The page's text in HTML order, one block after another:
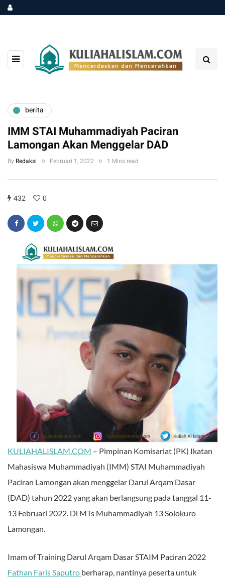
berita
IMM STAI Muhammadiyah Paciran
Lamongan Akan Menggelar DAD
By Redaksi Februari 1, 2022 1 Mins read
432 0
KULIAHALISLAM.COM – Pimpinan Komisariat (PK) Ikatan
Mahasiswa Muhammadiyah (IMM) STAI Muhammadiyah
Paciran Lamongan akan menggelar Darul Arqam Dasar
(DAD) tahun 2022 yang akan berlangsung pada tanggal 11-
13 Februari 2022. Di MTs Muhammadiyah 13 Solokuro
Lamongan.
Imam of Training Darul Arqam Dasar STAIM Paciran 2022
Fathan Faris Saputro berharap, nantinya peserta untuk